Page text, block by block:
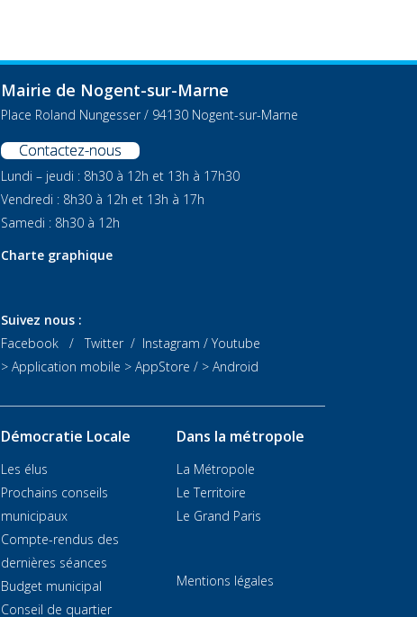
Mairie de Nogent-sur-Marne
Place Roland Nungesser / 94130 Nogent-sur-Marne
Contactez-nous
Lundi – jeudi : 8h30 à 12h et 13h à 17h30
Vendredi : 8h30 à 12h et 13h à 17h
Samedi : 8h30 à 12h
Charte graphique
Suivez nous :
Facebook /Twitter/ Instagram / Youtube
> Application mobile > AppStore / > Android
Démocratie Locale
Les élus
Prochains conseils
municipaux
Compte-rendus des
dernières séances
Budget municipal
Conseil de quartier
Dans la métropole
La Métropole
Le Territoire
Le Grand Paris
Mentions légales